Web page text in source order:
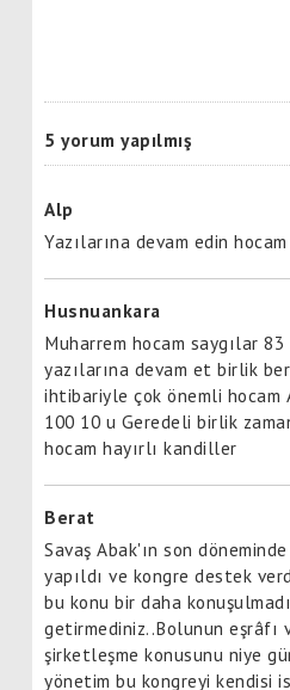
5 yorum yapılmış
Alp
Yazılarına devam edin
Husnuankara
Muharrem hocam saygılar
yazılarına devam et birlik
ihtibariyle çok önemli
100 10 u Geredeli birlik
hocam hayırlı kandiller
Berat
Savaş Abak'ın son
yapıldı ve kongre destek
bu konu bir daha
getirmediniz..Bolunun eşrâfı
şirketleşme konusunu niye
yönetim bu kongreyi kendisi